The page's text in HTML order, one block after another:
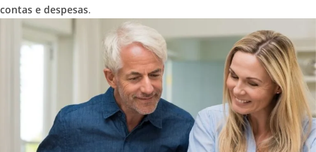
contas e despesas.